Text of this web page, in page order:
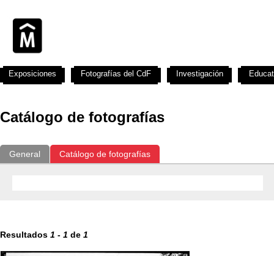
Catálogo de fotografías
General Catálogo de fotografías
Resultados 1 - 1 de 1
Exposiciones Fotografías del CdF Investigación